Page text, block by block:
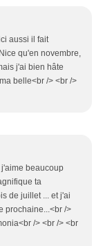
aussi il fait
qu'en novembre,
j'ai bien hâte
belle<br /> <br />
j'aime beaucoup
ta
de juillet ... et j'ai
prochaine...<br />
/> <br /> <br